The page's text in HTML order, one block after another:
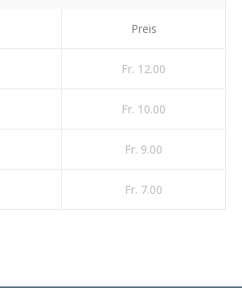
Preis
Fr. 12.00
Fr. 10.00
Fr. 9.00
Fr. 7.00